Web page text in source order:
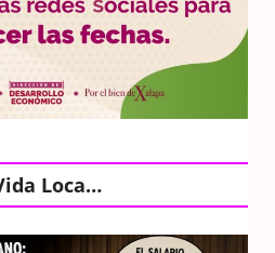
Loca…